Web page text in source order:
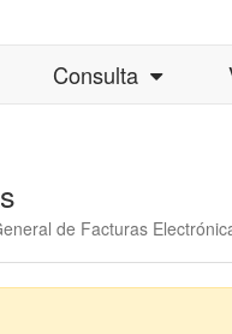
Consulta
de Facturas